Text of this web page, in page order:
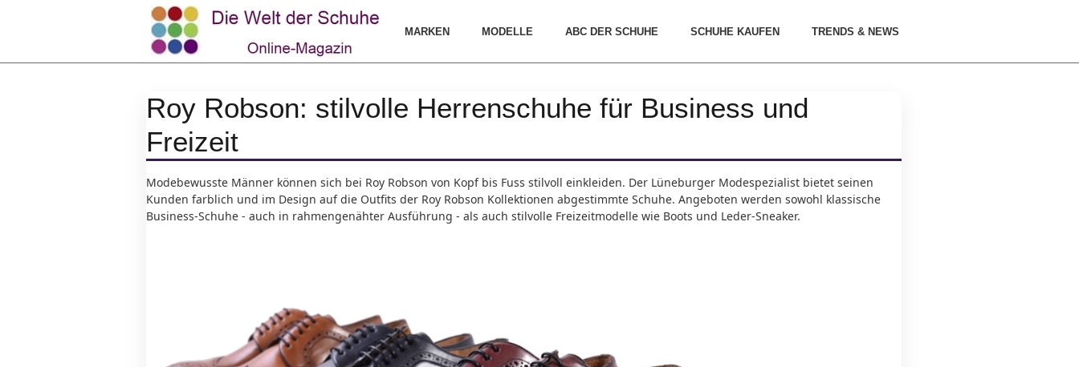
MARKEN MODELLE ABC DER SCHUHE SCHUHE KAUFEN TRENDS & NEWS
Roy Robson: stilvolle Herrenschuhe für Business und
Freizeit
Modebewusste Männer können sich bei Roy Robson von Kopf bis Fuss stilvoll einkleiden. Der Lüneburger Modespezialist bietet seinen
Kunden farblich und im Design auf die Outfits der Roy Robson Kollektionen abgestimmte Schuhe. Angeboten werden sowohl klassische
Business-Schuhe - auch in rahmengenähter Ausführung - als auch stilvolle Freizeitmodelle wie Boots und Leder-Sneaker.